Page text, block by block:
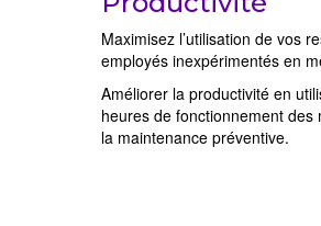
Maximisez l’utilisation de vos
employés inexpérimentés en
Améliorer la productivité en
heures de fonctionnement
la maintenance préventive.